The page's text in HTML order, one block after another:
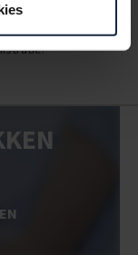
snel producten
in uw